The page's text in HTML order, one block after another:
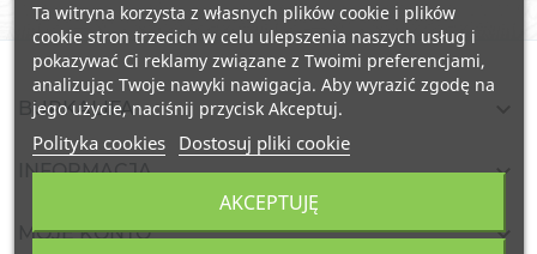
BURKALIFA
INFORMACJA 
MOJE KONTO 
Ta witryna korzysta z własnych plików cookie i plików
cookie stron trzecich w celu ulepszenia naszych usług i
pokazywać Ci reklamy związane z Twoimi preferencjami,
analizując Twoje nawyki nawigacja. Aby wyrazić zgodę na
jego użycie, naciśnij przycisk Akceptuj.
Polityka cookies Dostosuj pliki cookie
AKCEPTUJĘ